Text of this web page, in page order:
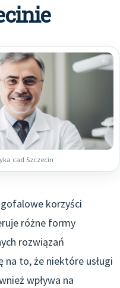
cad Szczecin
korzyści
różne formy
rozwiązań
to, że niektóre usługi
wpływa na